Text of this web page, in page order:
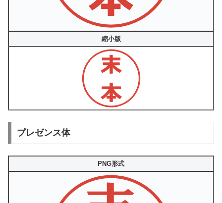
縮小版
プレゼンス体
PNG形式